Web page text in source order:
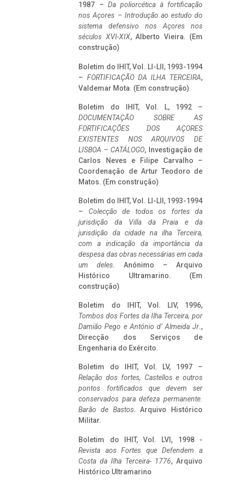
1987 – Da poliorcética à fortificação
nos Açores – Introdução ao estudo do
sistema defensivo nos Açores nos
séculos XVI-XIX, Alberto Vieira. (Em
construção)
Boletim do IHIT, Vol. LI-LII, 1993-1994
– FORTIFICAÇÃO DA ILHA TERCEIRA,
Valdemar Mota. (Em construção)
Boletim do IHIT, Vol. L, 1992 –
DOCUMENTAÇÃO SOBRE AS
FORTIFICAÇÕES DOS AÇORES
EXISTENTES NOS ARQUIVOS DE
LISBOA – CATÁLOGO, Investigação de
Carlos Neves e Filipe Carvalho –
Coordenação de Artur Teodoro de
Matos. (Em construção)
Boletim do IHIT, Vol. LI-LII, 1993-1994
– Colecção de todos os fortes da
jurisdição da Villa da Praia e da
jurisdição da cidade na ilha Terceira,
com a indicação da importância da
despesa das obras necessárias em cada
um deles. Anónimo – Arquivo
Histórico Ultramarino. (Em
construção)
Boletim do IHIT, Vol. LIV, 1996,
Tombos dos Fortes da Ilha Terceira, por
Damião Pego e António d’ Almeida Jr.,
Direcção dos Serviços de
Engenharia do Exército.
Boletim do IHIT, Vol. LV, 1997 –
Relação dos fortes, Castellos e outros
pontos fortificados que devem ser
conservados para defeza permanente.
Barão de Bastos. Arquivo Histórico
Militar.
Boletim do IHIT, Vol. LVI, 1998 -
Revista aos Fortes que Defendem a
Costa da Ilha Terceira- 1776, Arquivo
Histórico Ultramarino